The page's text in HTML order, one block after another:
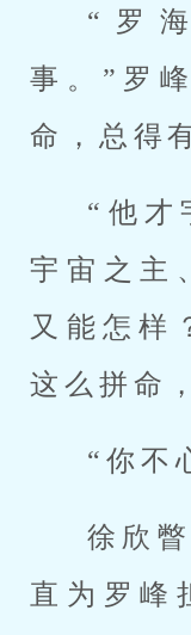
“罗
事。”罗
命，总得
“他才
宇宙之主
又能怎样
这么拼命
“你不
徐欣
直为罗峰